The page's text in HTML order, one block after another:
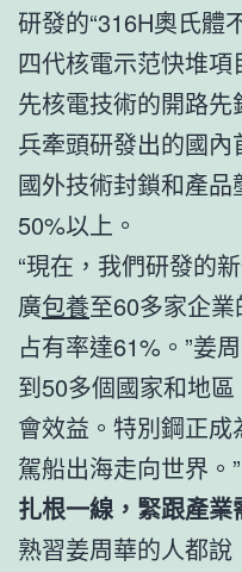
研發的“316H奧氏體
四代核電示范快堆
先核電技術的開路
兵牽頭研發出的國內
國外技術封鎖和產
50%以上。
“現在，我們研發的
廣包養至60多家企
占有率達61%。”姜
到50多個國家和地
會效益。特別鋼正成
駕船出海走向世界。”
扎根一線，緊跟產
熟習姜周華的人都